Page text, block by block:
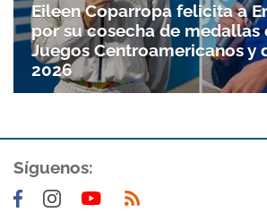
Eileen Coparropa felicita a
por su cosecha de medallas
Juegos Centroamericanos y
2026
Síguenos: